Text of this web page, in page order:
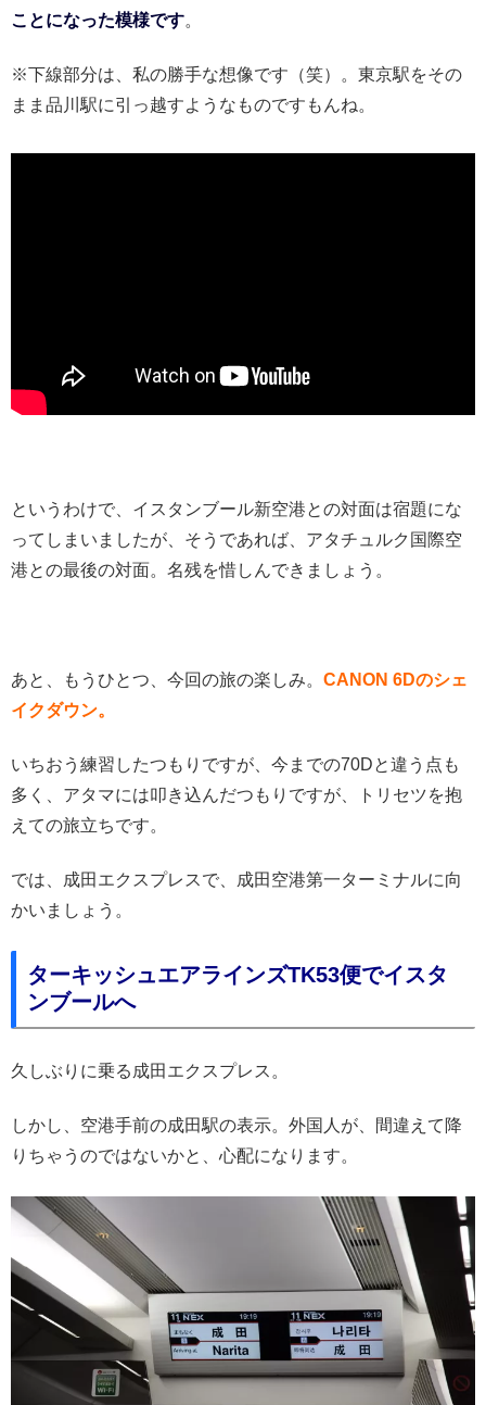
ことになった模様です。
※下線部分は、私の勝手な想像です（笑）。東京駅をその
まま品川駅に引っ越すようなものですもんね。
というわけで、イスタンブール新空港との対面は宿題にな
ってしまいましたが、そうであれば、アタチュルク国際空
港との最後の対面。名残を惜しんできましょう。
あと、もうひとつ、今回の旅の楽しみ。 CANON 6Dのシェ
イクダウン。
いちおう練習したつもりですが、今までの70Dと違う点も
多く、アタマには叩き込んだつもりですが、トリセツを抱
えての旅立ちです。
では、成田エクスプレスで、成田空港第一ターミナルに向
かいましょう。
ターキッシュエアラインズTK53便でイスタ
ンブールへ
久しぶりに乗る成田エクスプレス。
しかし、空港手前の成田駅の表示。外国人が、間違えて降
りちゃうのではないかと、心配になります。